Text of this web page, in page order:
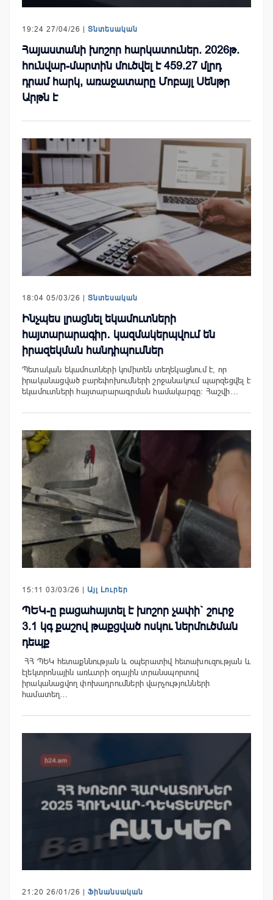
19:24 27/04/26 | Տնտեսական
Հայաստանի խոշոր հարկատուներ. 2026թ.
հունվար-մարտին մուծվել է 459.27 մլրդ
դրամ հարկ, առաջատարը Մոբայլ Սենթր
Արթն է
18:04 05/03/26 | Տնտեսական
Ինչպես լրացնել եկամուտների
հայտարարագիր․ կազմակերպվում են
իրազեկման հանդիպումներ
Պետական եկամուտների կոմիտեն տեղեկացնում է, որ
իրականացված բարեփոխումների շրջանակում պարզեցվել է
եկամուտների հայտարարագրման համակարգը։ Հաշվի…
15:11 03/03/26 | Այլ Լուրեր
ՊԵԿ-ը բացահայտել է խոշոր չափի` շուրջ
3.1 կգ քաշով թաքցված ոսկու ներմուծման
դեպք
ՀՀ ՊԵԿ հետաքննության և օպերատիվ հետախուզության և
էլեկտրոնային առևտրի օդային տրանսպորտով
իրականացվող փոխադրումների վարչությունների
համատեղ…
21:20 26/01/26 | Ֆինանսական